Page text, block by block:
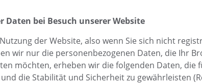
Daten bei Besuch unserer Website
der Website, also wenn Sie sich nicht
wir nur die personenbezogenen Daten, die Ihr
möchten, erheben wir die folgenden Daten,
die Stabilität und Sicherheit zu gewährleisten